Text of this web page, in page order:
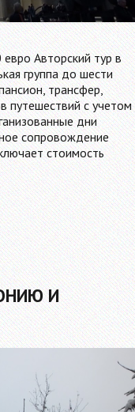
Авторский тур в
группа до шести
трансфер,
путешествий с учетом
дни
сопровождение
стоимость
И